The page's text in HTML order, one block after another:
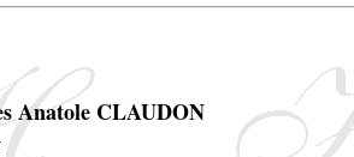
Anatole CLAUDON